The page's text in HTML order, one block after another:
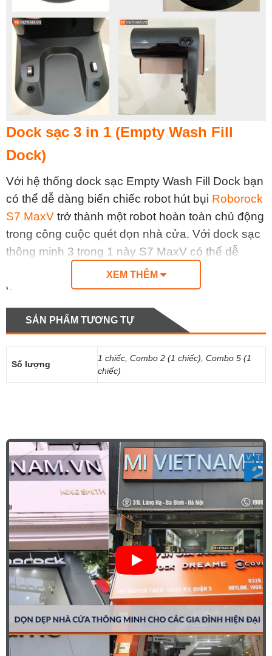
Dock sạc 3 in 1 (Empty Wash Fill
Dock)
Với hệ thống dock sạc Empty Wash Fill Dock bạn
có thể dễ dàng biến chiếc robot hút bụi Roborock
S7 MaxV trở thành một robot hoàn toàn chủ động
trong công cuộc quét dọn nhà cửa. Với dock sạc
thông minh 3 trong 1 này S7 MaxV có thể dễ
dàng tự động giặt giẻ sau mỗi lần làm việc, hay tự
động hút rác sau khi đầy hộp chưa rác nhỏ trong
XEM THÊM
SẢN PHẨM TƯƠNG TỰ
Số lượng
1 chiếc, Combo 2 (1 chiếc), Combo 5 (1
chiếc)